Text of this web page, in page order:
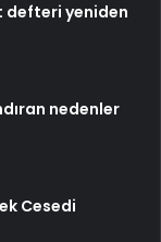
defteri yeniden
nedenler
Cesedi